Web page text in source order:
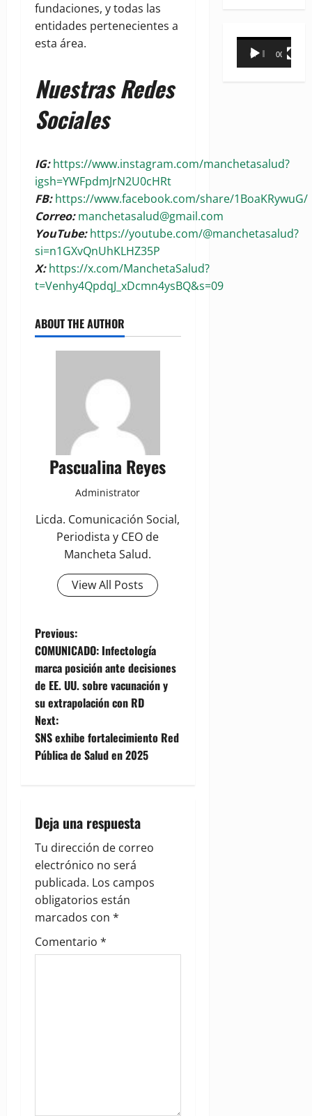
fundaciones, y todas las
entidades pertenecientes a
esta área.
Nuestras Redes
Sociales
IG:https://www.instagram.com/manchetasalud?
igsh=YWFpdmJrN2U0cHRt
FB:https://www.facebook.com/share/1BoaKRywuG/
Correo:manchetasalud@gmail.com
YouTube: https://youtube.com/@manchetasalud?
si=n1GXvQnUhKLHZ35P
X:https://x.com/ManchetaSalud?
t=Venhy4QpdqJ_xDcmn4ysBQ&s=09
ABOUT THE AUTHOR
Pascualina Reyes
Administrator
Licda. Comunicación Social,
Periodista y CEO de
Mancheta Salud.
View All Posts
P
o
s
t
n
v
i
g
a
t
i
Previous:
COMUNICADO: Infectología
marca posición ante decisiones
de EE. UU. sobre vacunación y
su extrapolación con RD
Next:
SNS exhibe fortalecimiento Red
Pública de Salud en 2025
Deja una respuesta
Tu dirección de correo
electrónico no será
publicada. Los campos
obligatorios están
marcados con *
Comentario *
Reproductor
00:00 00:31